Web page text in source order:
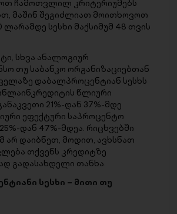
ჩამოთვლილ კრიტერიუმებს
მაშინ შეგიძლიათ მოითხოვოთ
ლარამდე სესხი მაქსიმუმ 48 თვის
სხვა ანალოგიურ
თუ საბანკო ორგანიზაციებთან
დაბალპროცენტიან სესხს
წლიური
21%-დან 37%-მდე
ეფექტური საპროცენტო
დან 47%-მდეა. რიცხვებში
არ დაიბნეთ, მოდით, ავხსნათ
თქვენს კრედიტზე
გადასახდელი თანხა.
სესხი – მითი თუ